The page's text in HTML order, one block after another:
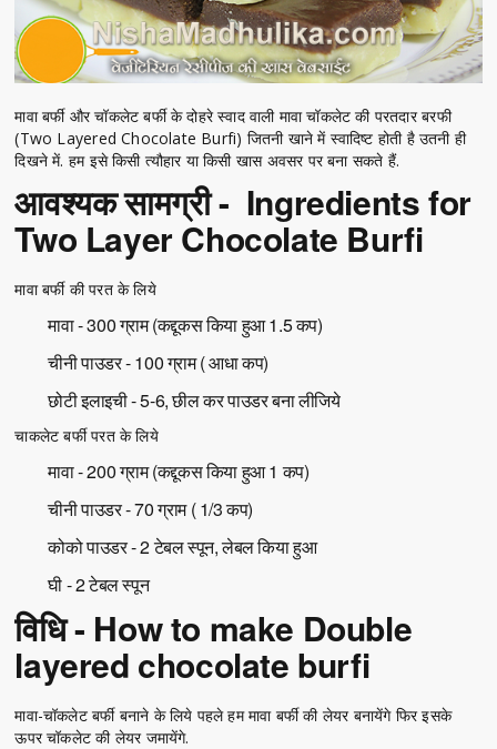
मावा बर्फी और चॉकलेट बर्फी के दोहरे स्वाद वाली मावा चॉकलेट की परतदार बरफी
(Two Layered Chocolate Burfi) जितनी खाने में स्वादिष्ट होती है उतनी ही
दिखने में. हम इसे किसी त्यौहार या किसी खास अवसर पर बना सकते हैं.
आवश्यक सामग्री - Ingredients for
Two Layer Chocolate Burfi
मावा बर्फी की परत के लिये
मावा - 300 ग्राम (कद्दूकस किया हुआ 1.5 कप)
चीनी पाउडर - 100 ग्राम ( आधा कप)
छोटी इलाइची - 5-6, छील कर पाउडर बना लीजिये
चाकलेट बर्फी परत के लिये
मावा - 200 ग्राम (कद्दूकस किया हुआ 1 कप)
चीनी पाउडर - 70 ग्राम ( 1/3 कप)
कोको पाउडर - 2 टेबल स्पून, लेबल किया हुआ
घी - 2 टेबल स्पून
विधि - How to make Double
layered chocolate burfi
मावा-चॉकलेट बर्फी बनाने के लिये पहले हम मावा बर्फी की लेयर बनायेंगे फिर इसके
ऊपर चॉकलेट की लेयर जमायेंगे.